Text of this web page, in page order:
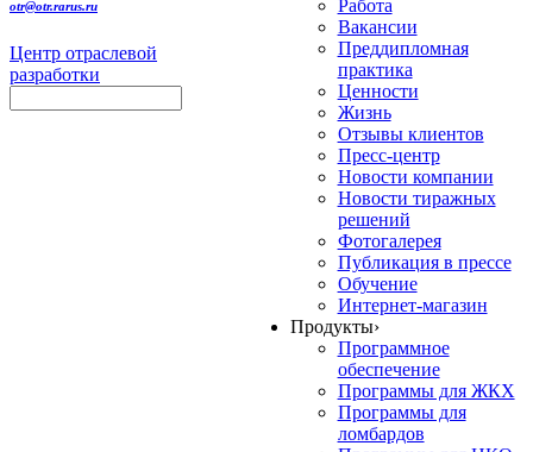
otr@otr.rarus.ru
Центр отраслевой
разработки
Работа
Вакансии
Преддипломная
практика
Ценности
Жизнь
Отзывы клиентов
Пресс-центр
Новости компании
Новости тиражных
решений
Фотогалерея
Публикация в прессе
Обучение
Интернет-магазин
Продукты›
Программное
обеспечение
Программы для ЖКХ
Программы для
ломбардов